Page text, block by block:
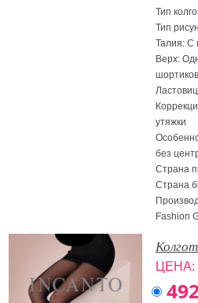
Тип
Тип
Талия: С
Верх:
шортиков
утяжки
без
Страна
Страна
Fashion
ЦЕНА: